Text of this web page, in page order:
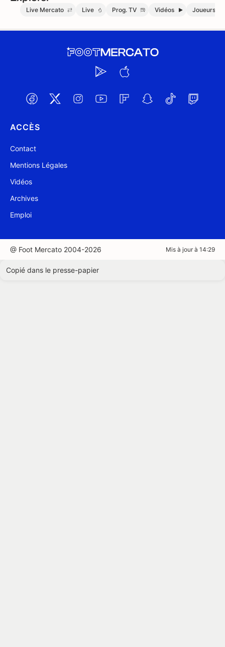
Live Mercato Live Prog. TV Vidéos Joueurs
ACCÈS
Contact
Mentions Légales
Vidéos
Archives
Emploi
@ Foot Mercato 2004-2026 Mis à jour à 14:29
Copié dans le presse-papier